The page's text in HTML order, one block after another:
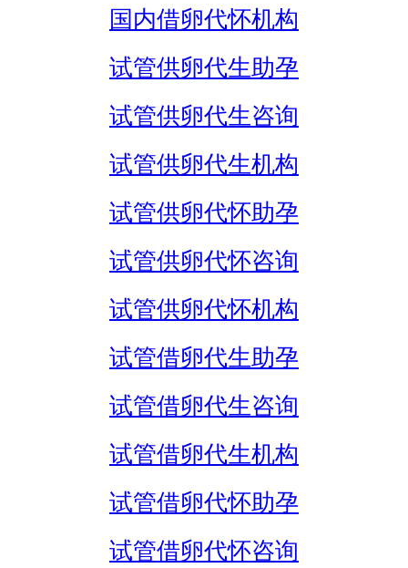
国内借卵代怀机构
试管供卵代生助孕
试管供卵代生咨询
试管供卵代生机构
试管供卵代怀助孕
试管供卵代怀咨询
试管供卵代怀机构
试管借卵代生助孕
试管借卵代生咨询
试管借卵代生机构
试管借卵代怀助孕
试管借卵代怀咨询